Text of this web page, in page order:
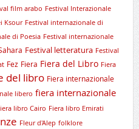
film arabo Festival Interazionale
Ksour Festival internazionale di
di Poesia Festival internazionale
Festival letteratura Festival
Fez Fiera Fiera del Libro Fiera
del libro Fiera internazionale
libero fiera internazionale
libro Cairo Fiera libro Emirati
Fleur d'Alep folklore